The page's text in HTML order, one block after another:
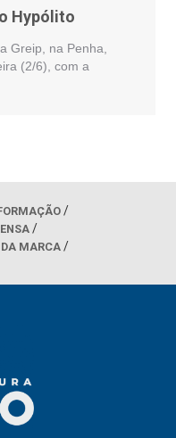
Hypólito
Greip, na Penha,
(2/6), com a
MARCA